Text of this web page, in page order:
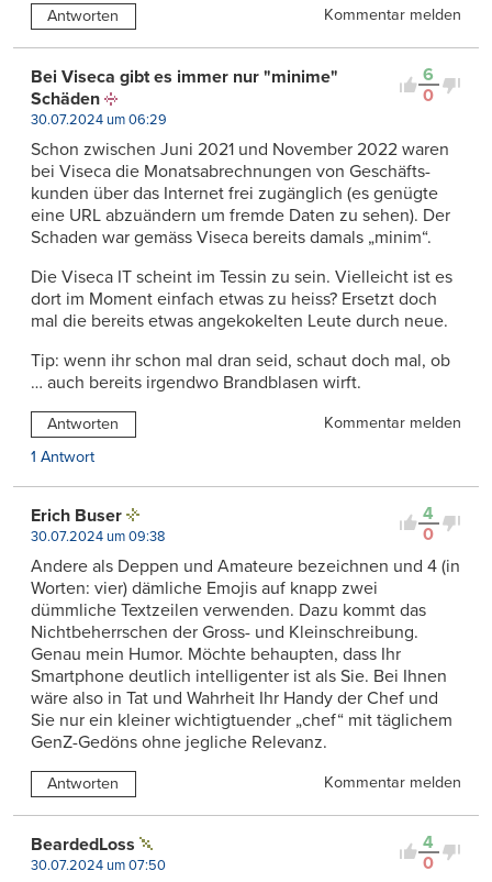
Antworten Kommentar melden
6
0
Bei Viseca gibt es immer nur "minime"
Schäden
30.07.2024 um 06:29
Schon zwischen Juni 2021 und November 2022 waren
bei Viseca die Monatsabrechnungen von Geschäfts­
kunden über das Internet frei zugänglich (es genügte
eine URL abzuändern um fremde Daten zu sehen). Der
Schaden war gemäss Viseca bereits damals „minim“.
Die Viseca IT scheint im Tessin zu sein. Vielleicht ist es
dort im Moment einfach etwas zu heiss? Ersetzt doch
mal die bereits etwas angekokelten Leute durch neue.
Tip: wenn ihr schon mal dran seid, schaut doch mal, ob
… auch bereits irgendwo Brandblasen wirft.
Antworten
Kommentar melden
1 Antwort
4
0
Erich Buser
30.07.2024 um 09:38
Andere als Deppen und Amateure bezeichnen und 4 (in
Worten: vier) dämliche Emojis auf knapp zwei
dümmliche Textzeilen verwenden. Dazu kommt das
Nichtbeherrschen der Gross- und Kleinschreibung.
Genau mein Humor. Möchte behaupten, dass Ihr
Smartphone deutlich intelligenter ist als Sie. Bei Ihnen
wäre also in Tat und Wahrheit Ihr Handy der Chef und
Sie nur ein kleiner wichtigtuender „chef“ mit täglichem
GenZ-Gedöns ohne jegliche Relevanz.
Antworten Kommentar melden
4
0
BeardedLoss
30.07.2024 um 07:50